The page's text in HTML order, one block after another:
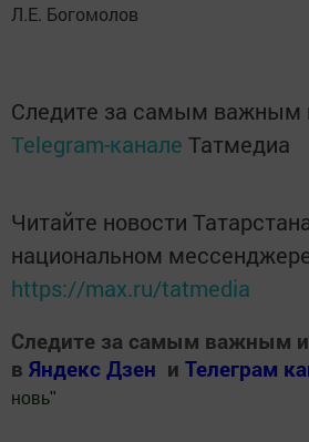
Л.Е. Богомолов
Следите за самым важным
Telegram-канале Татмедиа
Читайте новости
национальном
https://max.ru/tatmedia
Следите за самым важным
в Яндекс Дзен и Телеграм
новь"